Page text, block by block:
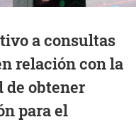
a consultas
relación con la
de obtener
para el